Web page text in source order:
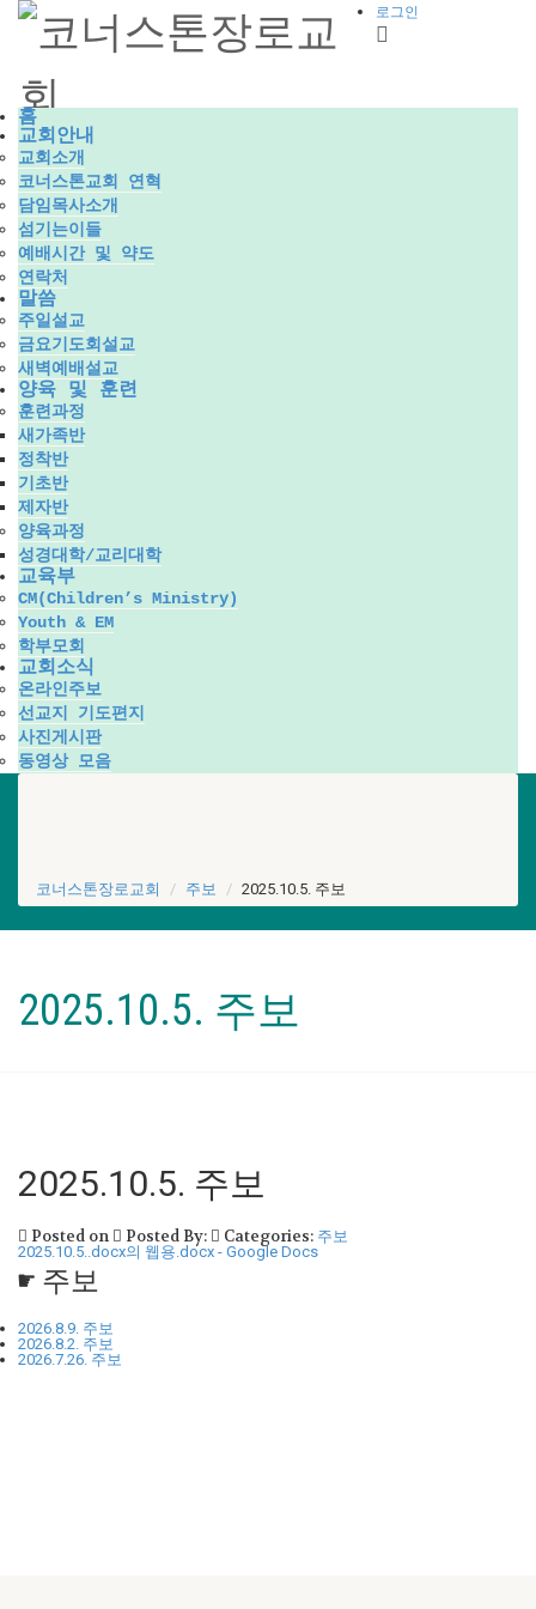
로그인
홈
교회안내
교회소개
코너스톤교회 연혁
담임목사소개
섬기는이들
예배시간 및 약도
연락처
말씀
주일설교
금요기도회설교
새벽예배설교
양육 및 훈련
훈련과정
새가족반
정착반
기초반
제자반
양육과정
성경대학/교리대학
교육부
CM(Children’s Ministry)
Youth & EM
학부모회
교회소식
온라인주보
선교지 기도편지
사진게시판
동영상 모음
코너스톤장로교회 주보 2025.10.5. 주보
2025.10.5. 주보
2025.10.5. 주보
Posted on Posted By: Categories: 주보
2025.10.5..docx의 웹용.docx - Google Docs
☛ 주보
2026.8.9. 주보
2026.8.2. 주보
2026.7.26. 주보